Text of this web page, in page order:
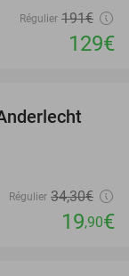
Régulier 191€
129€
42%
Régulier 34,30€
19,90€